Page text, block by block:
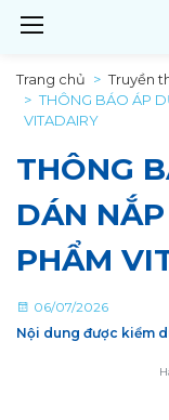
Trang chủ Truyền
THÔNG BÁO ÁP
VITADAIRY
THÔNG
DÁN
PHẨM
06/07/2026
Nội dung được kiểm